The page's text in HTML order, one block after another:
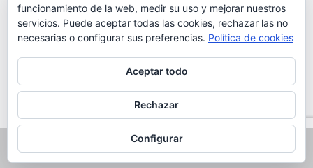
Proyecto financiado por la Dirección General del Libro, del Cómic y de la Lectura, Ministerio de
Cultura y Deporte. Financiado por la Unión Europea-Next Generation EU
Arbotante Patrimonio e innovacion S.L. | Glyphos Publicaciones | Cyklos
Libros
funcionamiento de la web, medir su uso y mejorar nuestros
servicios. Puede aceptar todas las cookies, rechazar las no
necesarias o configurar sus preferencias. Política de cookies
Aceptar todo
Rechazar
Configurar